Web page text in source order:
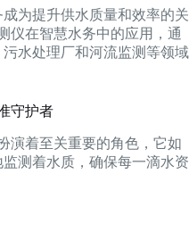
为提升供水质量和效率的关
仪在智慧水务中的应用，通
水处理厂和河流监测等领域
守护者
演着至关重要的角色，它如
测着水质，确保每一滴水资